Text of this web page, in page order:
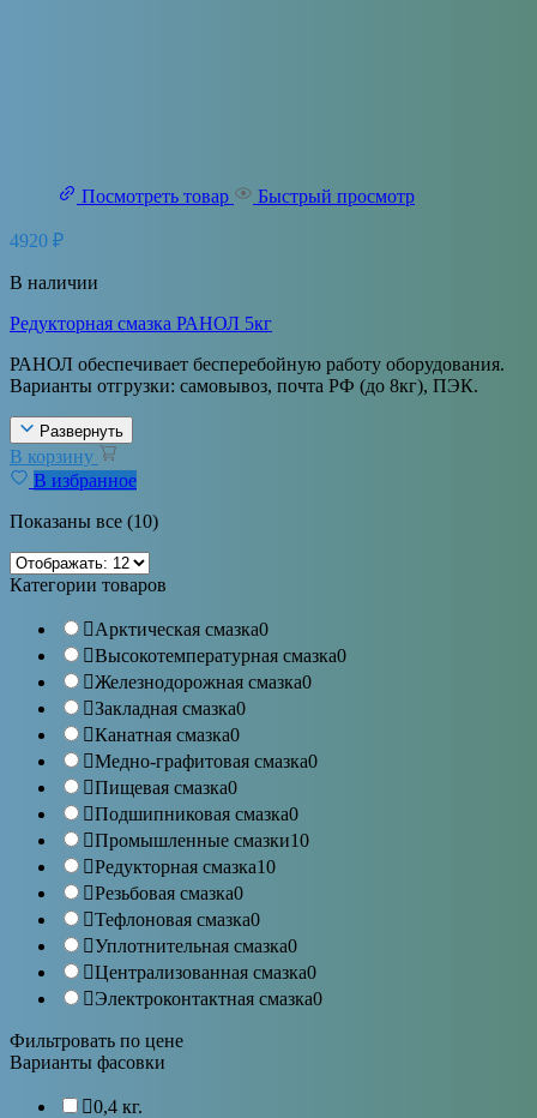
Посмотреть товар Быстрый просмотр
4920 ₽
В наличии
Редукторная смазка РАНОЛ 5кг
РАНОЛ обеспечивает бесперебойную работу оборудования.
Варианты отгрузки: самовывоз, почта РФ (до 8кг), ПЭК.
Развернуть
В корзину
В избранное
Показаны все (10)
Категории товаров
Арктическая смазка0
Высокотемпературная смазка0
Железнодорожная смазка0
Закладная смазка0
Канатная смазка0
Медно-графитовая смазка0
Пищевая смазка0
Подшипниковая смазка0
Промышленные смазки10
Редукторная смазка10
Резьбовая смазка0
Тефлоновая смазка0
Уплотнительная смазка0
Централизованная смазка0
Электроконтактная смазка0
Фильтровать по цене
Варианты фасовки
0,4 кг.